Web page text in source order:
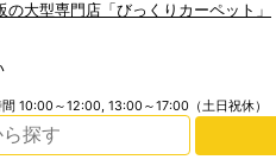
10:00～12:00, 13:00～17:00（土日祝休）